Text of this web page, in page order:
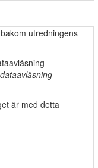
utredningens
–
är med detta